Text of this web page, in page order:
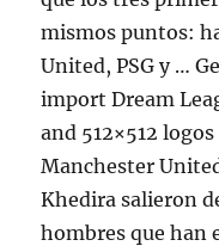
mismos puntos:
United, PSG y …
import Dream
and 512×512
Manchester
Khedira salieron
hombres que han